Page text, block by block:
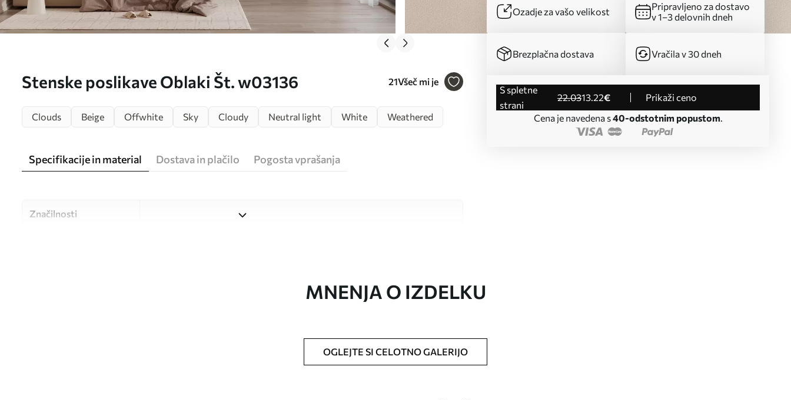
Stenske poslikave Oblaki Št. w03136 21Všeč mi je
Ozadje za vašo velikost
Pripravljeno za dostavo
v 1–3 delovnih dneh
Brezplačna dostava Vračila v 30 dneh
s spletne
strani
22.0313.22€
Prikaži ceno
Cena je navedena s40-odstotnim popustom.
Clouds Beige Offwhite Sky Cloudy Neutral light White Weathered
Specifikacije in material Dostava in plačilo Pogosta vprašanja
Značilnosti
MNENJA O IZDELKU
OGLEJTE SI CELOTNO GALERIJO